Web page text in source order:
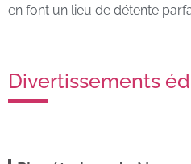
en font un lieu de détente
Divertissements